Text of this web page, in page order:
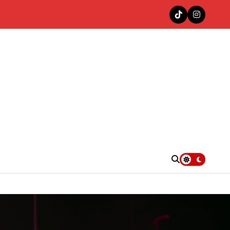
en la cima del Top 100 Colombia Hits de Decibeles
con «Las Muñequitas Remix»